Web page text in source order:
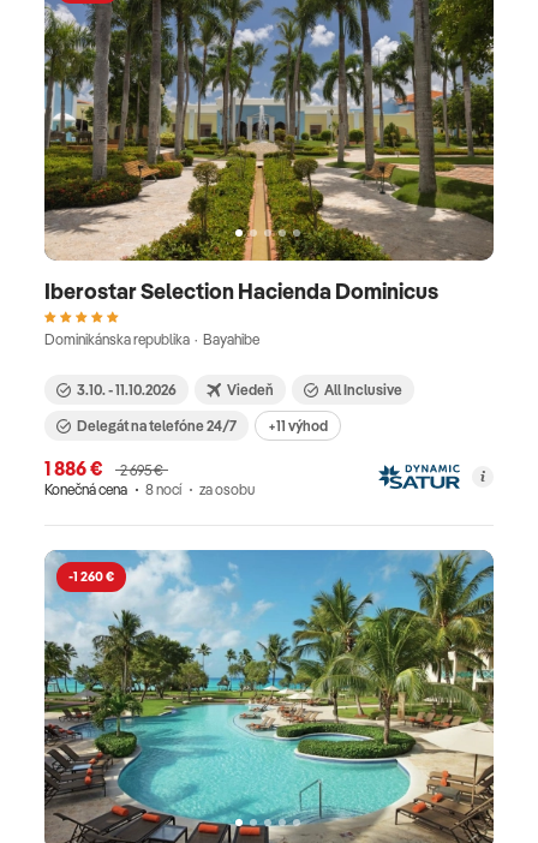
Iberostar Selection Hacienda Dominicus
Dominikánska republika · Bayahibe
3.10. - 11.10.2026 Viedeň
All Inclusive
Delegát na telefóne 24/7
+11 výhod
1 886 €
2 695 €
Konečná cena
8 nocí za osobu
-1 260 €